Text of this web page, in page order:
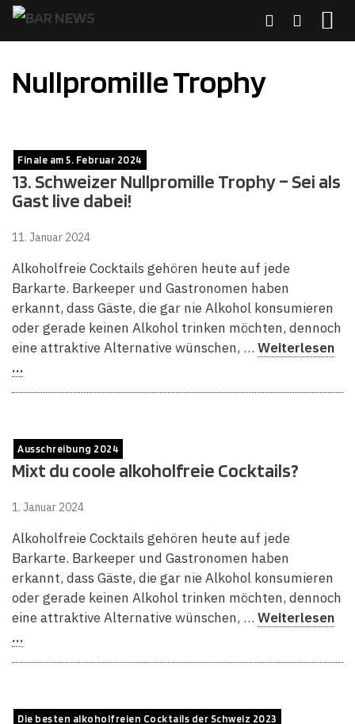
Zum
Nullpromille Trophy
Finale am 5. Februar 2024
13. Schweizer Nullpromille Trophy – Sei als
Gast live dabei!
11. Januar 2024
Alkoholfreie Cocktails gehören heute auf jede
Barkarte. Barkeeper und Gastronomen haben
erkannt, dass Gäste, die gar nie Alkohol konsumieren
oder gerade keinen Alkohol trinken möchten, dennoch
eine attraktive Alternative wünschen, … Weiterlesen
…
Ausschreibung 2024
Mixt du coole alkoholfreie Cocktails?
1. Januar 2024
Alkoholfreie Cocktails gehören heute auf jede
Barkarte. Barkeeper und Gastronomen haben
erkannt, dass Gäste, die gar nie Alkohol konsumieren
oder gerade keinen Alkohol trinken möchten, dennoch
eine attraktive Alternative wünschen, … Weiterlesen
…
Die besten alkoholfreien Cocktails der Schweiz 2023